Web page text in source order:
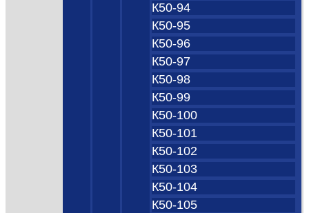
К50-94
К50-95
К50-96
К50-97
К50-98
К50-99
К50-100
К50-101
К50-102
К50-103
К50-104
К50-105